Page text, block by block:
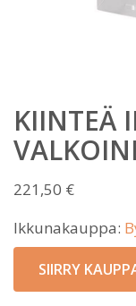
KIINTEÄ
221,50 €
Ikkunakauppa:
SIIRRY